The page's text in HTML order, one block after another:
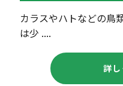
カラスやハトなどの鳥
は少 ....
詳し